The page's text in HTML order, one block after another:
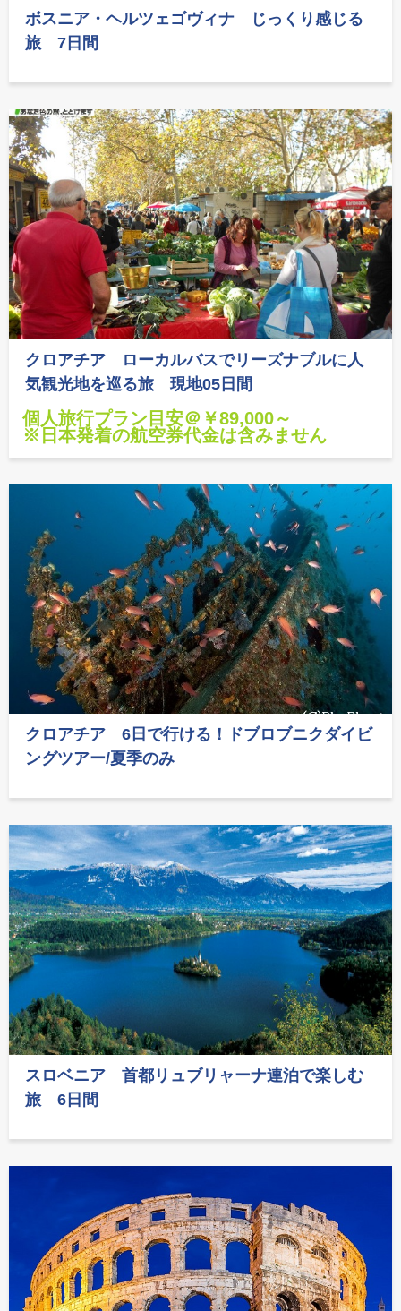
ボスニア・ヘルツェゴヴィナ じっくり感じる
旅 7日間
クロアチア ローカルバスでリーズナブルに人
気観光地を巡る旅 現地05日間
個人旅行プラン目安＠￥89,000～
※日本発着の航空券代金は含みません
クロアチア 6日で行ける！ドブロブニクダイビ
ングツアー/夏季のみ
スロベニア 首都リュブリャーナ連泊で楽しむ
旅 6日間